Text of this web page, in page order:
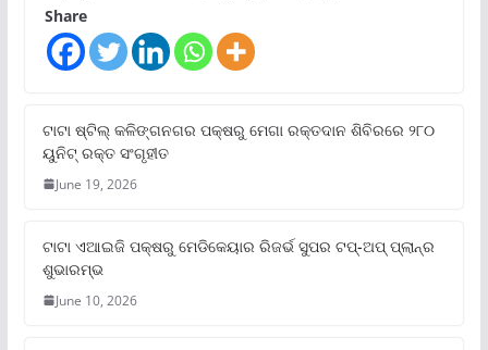
Share
ଟାଟା ଷ୍ଟିଲ୍‌ କଳିଙ୍ଗନଗର ପକ୍ଷରୁ ମେଗା ରକ୍ତଦାନ ଶିବିରରେ ୨୮୦
ୟୁନିଟ୍‌ ରକ୍ତ ସଂଗୃହୀତ
June 19, 2026
ଟାଟା ଏଆଇଜି ପକ୍ଷରୁ ମେଡିକେୟାର ରିଜର୍ଭ ସୁପର ଟପ୍‌-ଅପ୍ ପ୍ଲାନ୍‌ର
ଶୁଭାରମ୍ଭ
June 10, 2026